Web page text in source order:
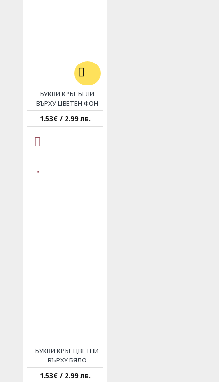
БУКВИ КРЪГ БЕЛИ
ВЪРХУ ЦВЕТЕН ФОН
1.53€ / 2.99 лв.
БУКВИ КРЪГ ЦВЕТНИ
ВЪРХУ БЯЛО
1.53€ / 2.99 лв.